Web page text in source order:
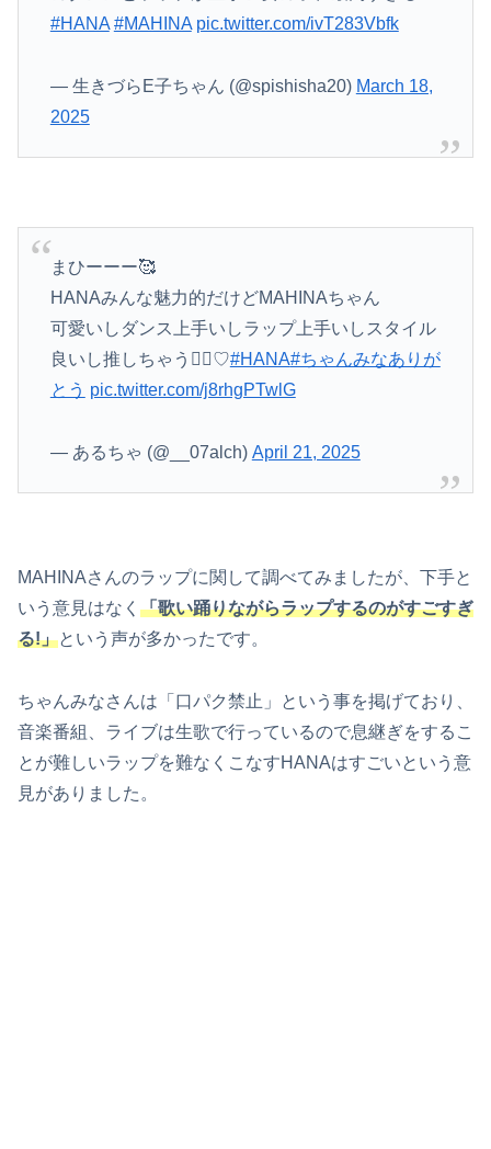
#HANA #MAHINA pic.twitter.com/ivT283Vbfk
— 生きづらE子ちゃん (@spishisha20) March 18,
2025
まひーーー🥰
HANAみんな魅力的だけどMAHINAちゃん
可愛いしダンス上手いしラップ上手いしスタイル
良いし推しちゃう🤦‍♀️♡#HANA#ちゃんみなありが
とう pic.twitter.com/j8rhgPTwlG
— あるちゃ (@__07alch) April 21, 2025
MAHINAさんのラップに関して調べてみましたが、下手と
いう意見はなく 「歌い踊りながらラップするのがすごすぎ
る!」という声が多かったです。
ちゃんみなさんは「口パク禁止」という事を掲げており、
音楽番組、ライブは生歌で行っているので息継ぎをするこ
とが難しいラップを難なくこなすHANAはすごいという意
見がありました。